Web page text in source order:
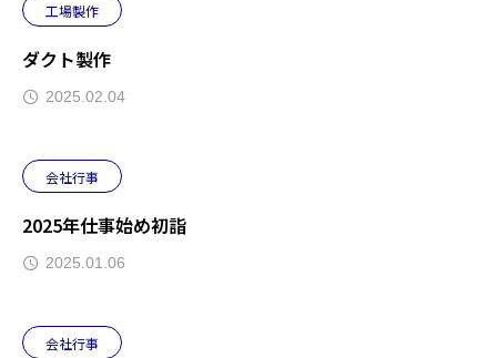
工場製作
ダクト製作
2025.02.04
会社行事
2025年仕事始め初詣
2025.01.06
会社行事